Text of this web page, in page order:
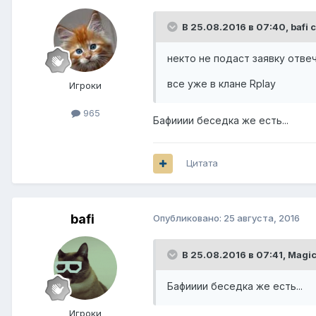
Игроки
965
В 25.08.2016 в 07:40, bafi
некто не подаст заявку
все уже в клане Rplay
Бафииии беседка же есть...
Цитата
bafi
Игроки
Опубликовано: 25 августа, 2016
В 25.08.2016 в 07:41,
Бафииии беседка же есть...